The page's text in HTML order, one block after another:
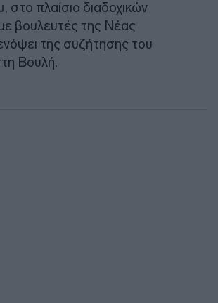
, στο πλαίσιο διαδοχικών
βουλευτές της Νέας
της συζήτησης του
Βουλή.